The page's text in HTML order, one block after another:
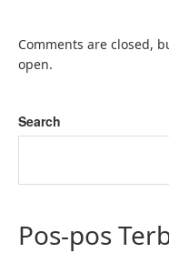
Comments are closed,
open.
Search
Pos-pos